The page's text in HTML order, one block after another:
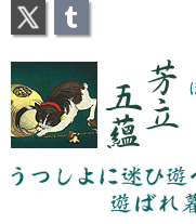
芳立五蘊
うつしよに迷ひ遊べと
身
X Tumblr